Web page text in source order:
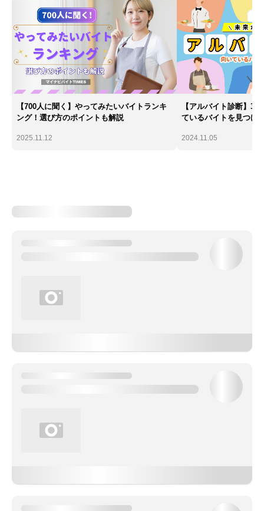
【700人に聞く】やってみたいバイトランキ
ング！選び方のポイントも解説
2025.11.12
【アルバイト診断】
ているバイトを見つけ
2024.11.05